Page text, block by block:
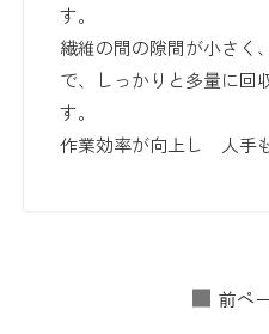
す。
繊維の間の隙間が小さく
で、しっかりと多量に回
す。
作業効率が向上し 人手
前ペ